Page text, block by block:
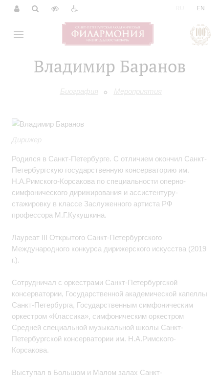
EN
Владимир Баранов
Биография Мероприятия
Дирижер
Родился в Санкт-Петербурге. С отличием окончил Санкт-
Петербургскую государственную консерваторию им.
Н.А.Римского-Корсакова по специальности оперно-
симфонического дирижирования и ассистентуру-
стажировку в классе Заслуженного артиста РФ
профессора М.Г.Кукушкина.
Лауреат III Открытого Санкт-Петербургского
Международного конкурса дирижерского искусства (2019
г.).
Сотрудничал с оркестрами Санкт-Петербургской
консерватории, Государственной академической капеллы
Санкт-Петербурга, Государственным симфоническим
оркестром «Классика», симфоническим оркестром
Средней специальной музыкальной школы Санкт-
Петербургской консерватории им. Н.А.Римского-
Корсакова.
Выступал в Большом и Малом залах Санкт-